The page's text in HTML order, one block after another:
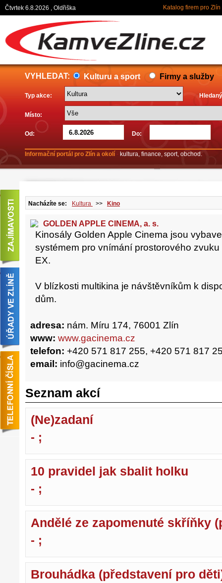
Čtvrtek 6.8.2026 , Oldřiška Katalog firem pro Zlín
VYHLEDAT: Kulturu a sport Firmy a služby
Typ akce:
Místo:
Od: Do:
Informační portál pro Zlín a okolí - kultura, finance, sport, obchod.
Nacházíte se: Kultura >> Kino
GOLDEN APPLE CINEMA, a. s.
Kinosály Golden Apple Cinema jsou
systémem pro vnímání prostorového
EX.
V blízkosti multikina je návštěvníkům k
dům.
adresa: nám. Míru 174, 76001 Zlín
www: www.gacinema.cz
telefon: +420 571 817 255, +420 571 817
email: info@gacinema.cz
Seznam akcí
(Ne)zadaní
- ;
10 pravidel jak sbalit holku
- ;
Andělé ze zapomenuté skříňky
- ;
Brouhádka (představení pro